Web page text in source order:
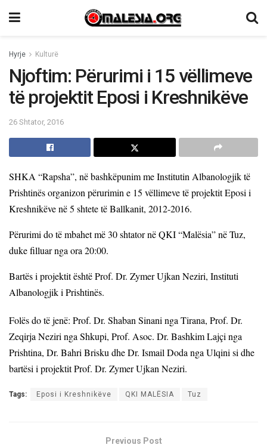
Hyrje Kulturë
Njoftim: Përurimi i 15 vëllimeve
të projektit Eposi i Kreshnikëve
26 Shtator, 2016
SHKA “Rapsha”, në bashkëpunim me Institutin Albanologjik të
Prishtinës organizon përurimin e 15 vëllimeve të projektit Eposi i
Kreshnikëve në 5 shtete të Ballkanit, 2012-2016.
Përurimi do të mbahet më 30 shtator në QKI “Malësia”në Tuz,
duke filluar nga ora 20:00.
Bartës i projektit është Prof. Dr. Zymer Ujkan Neziri, Instituti
Albanologjik i Prishtinës.
Folës do të jenë: Prof. Dr. Shaban Sinani nga Tirana, Prof. Dr.
Zeqirja Neziri nga Shkupi, Prof. Asoc. Dr. Bashkim Lajçi nga
Prishtina, Dr. Bahri Brisku dhe Dr. Ismail Doda nga Ulqini si dhe
bartësi i projektit Prof. Dr. Zymer Ujkan Neziri.
Tags: Eposi i Kreshnikëve QKI MALËSIA Tuz
Previous Post